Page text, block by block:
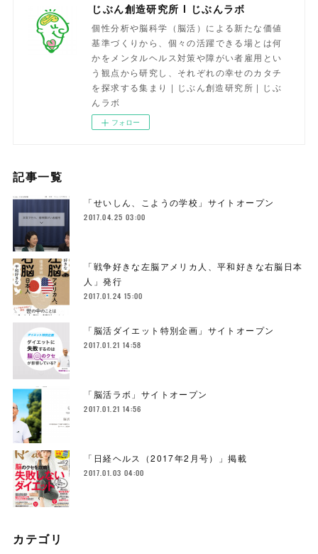
じぶん創造研究所 l じぶんラボ
個性分析や脳科学（脳活）による新たな価値
基準づくりから、個々の活躍できる場とは何
かをメンタルヘルス対策や障がい者雇用とい
う観点から研究し、それぞれの幸せのカタチ
を探求する集まり | じぶん創造研究所 | じぶ
んラボ
フォロー
記事一覧
「せいしん、こようの学校」サイトオープン
2017.04.25 03:00
「戦争好きな左脳アメリカ人、平和好きな右脳日本
人」発行
2017.01.24 15:00
「脳活ダイエット特別企画」サイトオープン
2017.01.21 14:58
「脳活ラボ」サイトオープン
2017.01.21 14:56
「日経ヘルス（2017年2月号）」掲載
2017.01.03 04:00
カテゴリ